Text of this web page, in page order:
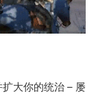
大你的统治 – 屡